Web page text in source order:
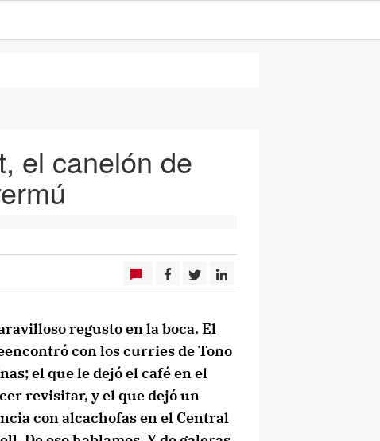
el canelón de
regusto en la boca. El
con los curries de Tono
el que le dejó el café en el
revisitar, y el que dejó un
con alcachofas en el Central